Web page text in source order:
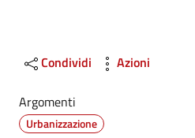
Condividi Azioni
Argomenti
Urbanizzazione